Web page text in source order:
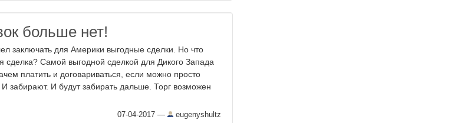
больше нет!
заключать для Америки выгодные сделки. Но что
сделка? Самой выгодной сделкой для Дикого Запада
платить и договариваться, если можно просто
забирают. И будут забирать дальше. Торг возможен
07-04-2017 — eugenyshultz